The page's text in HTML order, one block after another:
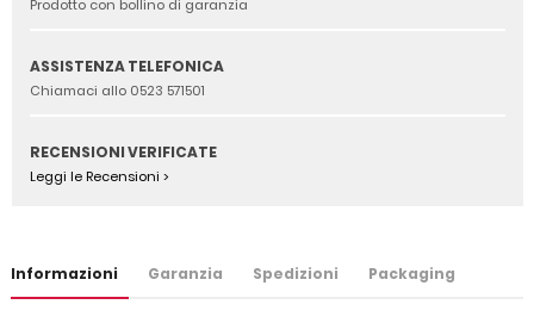
Prodotto con bollino di garanzia
ASSISTENZA TELEFONICA
Chiamaci allo 0523 571501
RECENSIONI VERIFICATE
Leggi le Recensioni >
Informazioni Garanzia Spedizioni Packaging